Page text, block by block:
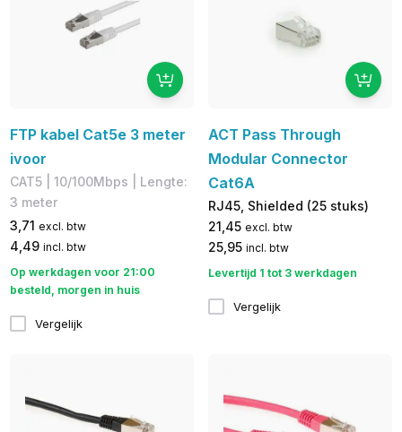
FTP kabel Cat5e 3 meter
ivoor
CAT5 | 10/100Mbps | Lengte:
3 meter
3,71 excl. btw
4,49 incl. btw
Op werkdagen voor 21:00
besteld, morgen in huis
Vergelijk
ACT Pass Through
Modular Connector
Cat6A
RJ45, Shielded (25 stuks)
21,45 excl. btw
25,95 incl. btw
Levertijd 1 tot 3 werkdagen
Vergelijk